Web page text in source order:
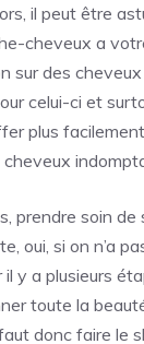
il peut être
cheveux a
sur des cheveux
celui-ci et
plus
prendre soin
oui, si on n’a
il y a plusieurs
toute la
donc faire le